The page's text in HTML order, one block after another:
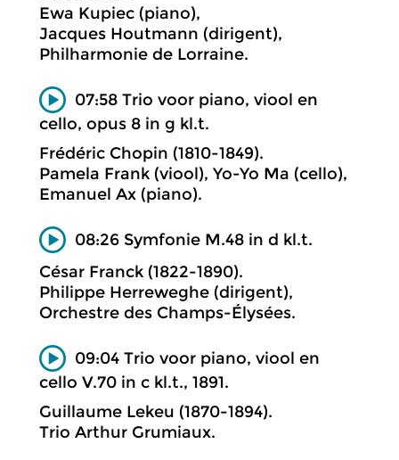
Ewa Kupiec (piano),
Jacques Houtmann (dirigent),
Philharmonie de Lorraine.
07:58 Trio voor piano, viool en
cello, opus 8 in g kl.t.
Frédéric Chopin (1810-1849).
Pamela Frank (viool), Yo-Yo Ma (cello),
Emanuel Ax (piano).
08:26 Symfonie M.48 in d kl.t.
César Franck (1822-1890).
Philippe Herreweghe (dirigent),
Orchestre des Champs-Élysées.
09:04 Trio voor piano, viool en
cello V.70 in c kl.t., 1891.
Guillaume Lekeu (1870-1894).
Trio Arthur Grumiaux.